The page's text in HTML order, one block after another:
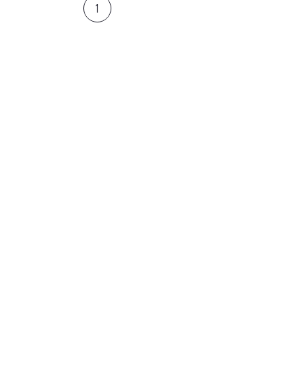
1